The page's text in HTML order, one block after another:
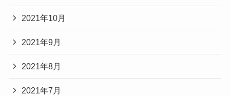
2021年10月
2021年9月
2021年8月
2021年7月